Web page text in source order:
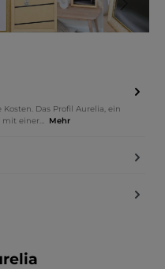
Das Profil Aurelia, ein
mit einer… Mehr